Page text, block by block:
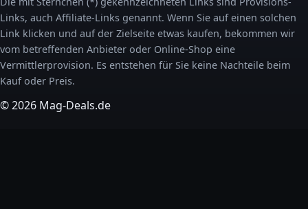
Links, auch Affiliate-Links genannt. Wenn Sie auf einen solchen
Link klicken und auf der Zielseite etwas kaufen, bekommen wir
vom betreffenden Anbieter oder Online-Shop eine
Vermittlerprovision. Es entstehen für Sie keine Nachteile beim
Kauf oder Preis.
© 2026 Mag-Deals.de